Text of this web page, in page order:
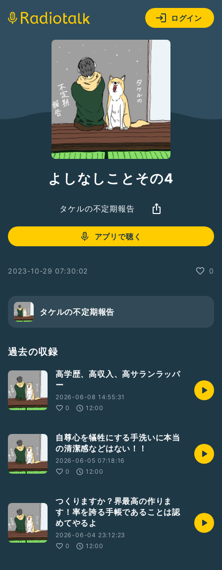
ログイン
よしなしことその4
タケルの不定期報告
アプリで聴く
2023-10-29 07:30:02 0
タケルの不定期報告
過去の収録
高学歴、高収入、高サランラッパ
ー
2026-06-08 14:55:31
0
12:00
自尊心を犠牲にする手洗いに本当
の清潔感などはない！！
2026-06-05 07:18:16
0
12:00
つくりますか？界最高の作りま
す！率を誇る手帳であることは認
めてやるよ
2026-06-04 23:12:23
0
12:00